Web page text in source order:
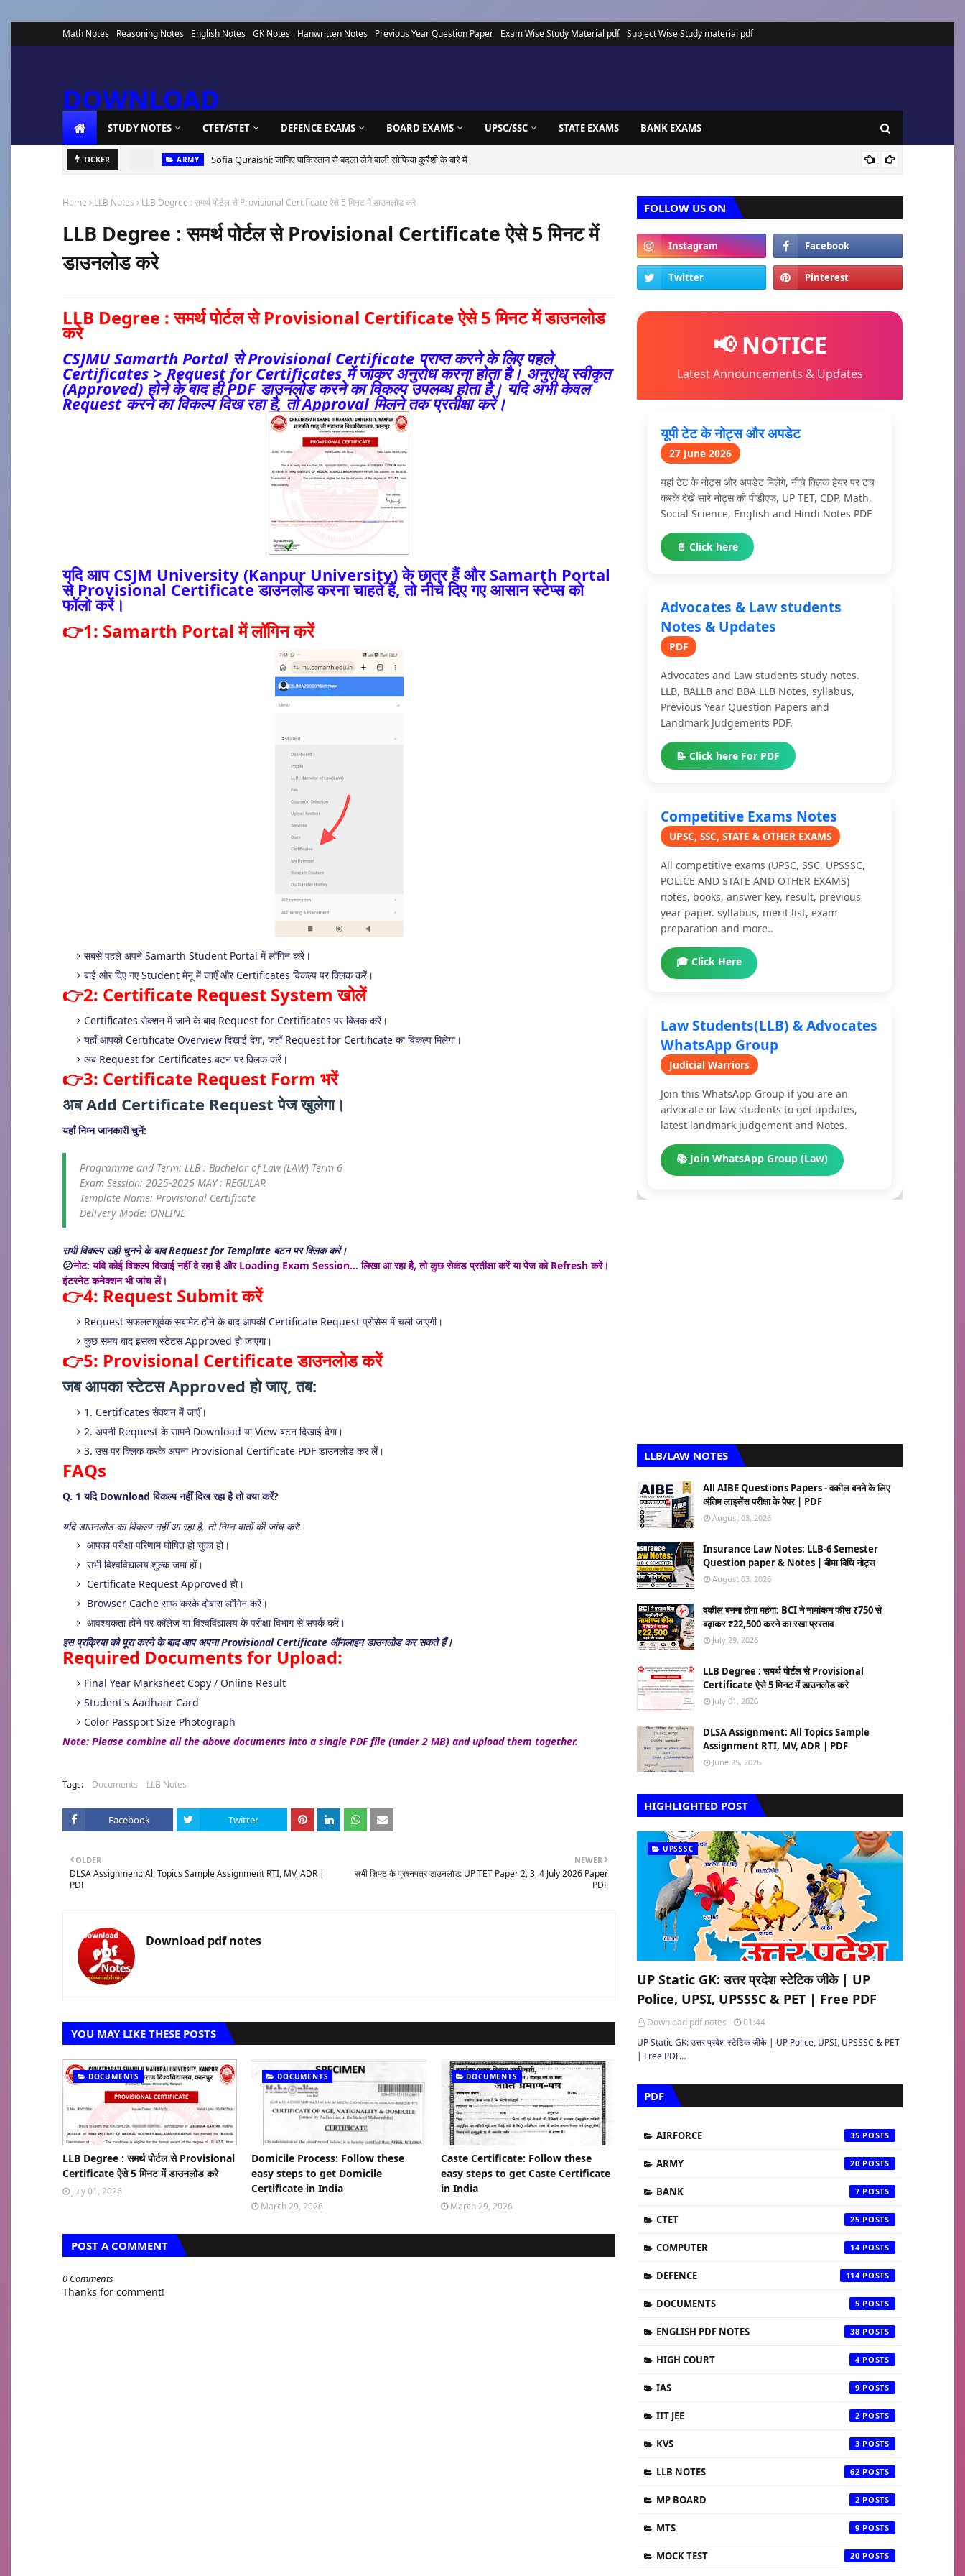
Math Notes Reasoning Notes English Notes GK Notes Hanwritten Notes Previous Year Question Paper Exam Wise Study Material pdf Subject Wise Study material pdf
DOWNLOAD
PDF NOTES
STUDY NOTES CTET/STET DEFENCE EXAMS BOARD EXAMS UPSC/SSC STATE EXAMS BANK EXAMS
TICKER ARMY Sofia Quraishi: जानिए पाकिस्तान से बदला लेने बाली सोफिया कुरैशी के बारे में
Home LLB Notes LLB Degree : समर्थ पोर्टल से Provisional Certificate ऐसे 5 मिनट में डाउनलोड करे
LLB Degree : समर्थ पोर्टल से Provisional Certificate ऐसे 5 मिनट में
डाउनलोड करे
LLB Degree : समर्थ पोर्टल से Provisional Certificate ऐसे 5 मिनट में डाउनलोड
करे
CSJMU Samarth Portal से Provisional Certificate प्राप्त करने के लिए पहले
Certificates > Request for Certificates में जाकर अनुरोध करना होता है। अनुरोध स्वीकृत
(Approved) होने के बाद ही PDF डाउनलोड करने का विकल्प उपलब्ध होता है। यदि अभी केवल
Request करने का विकल्प दिख रहा है, तो Approval मिलने तक प्रतीक्षा करें।
यदि आप CSJM University (Kanpur University) के छात्र हैं और Samarth Portal
से Provisional Certificate डाउनलोड करना चाहते हैं, तो नीचे दिए गए आसान स्टेप्स को
फॉलो करें।
👉1: Samarth Portal में लॉगिन करें
सबसे पहले अपने Samarth Student Portal में लॉगिन करें।
बाईं ओर दिए गए Student मेनू में जाएँ और Certificates विकल्प पर क्लिक करें।
👉2: Certificate Request System खोलें
Certificates सेक्शन में जाने के बाद Request for Certificates पर क्लिक करें।
यहाँ आपको Certificate Overview दिखाई देगा, जहाँ Request for Certificate का विकल्प मिलेगा।
अब Request for Certificates बटन पर क्लिक करें।
👉3: Certificate Request Form भरें
अब Add Certificate Request पेज खुलेगा।
यहाँ निम्न जानकारी चुनें:
Programme and Term: LLB : Bachelor of Law (LAW) Term 6
Exam Session: 2025-2026 MAY : REGULAR
Template Name: Provisional Certificate
Delivery Mode: ONLINE
सभी विकल्प सही चुनने के बाद Request for Template बटन पर क्लिक करें।
😕नोट: यदि कोई विकल्प दिखाई नहीं दे रहा है और Loading Exam Session… लिखा आ रहा है, तो कुछ सेकंड प्रतीक्षा करें या पेज को Refresh करें।
इंटरनेट कनेक्शन भी जांच लें।
👉4: Request Submit करें
Request सफलतापूर्वक सबमिट होने के बाद आपकी Certificate Request प्रोसेस में चली जाएगी।
कुछ समय बाद इसका स्टेटस Approved हो जाएगा।
👉5: Provisional Certificate डाउनलोड करें
जब आपका स्टेटस Approved हो जाए, तब:
1. Certificates सेक्शन में जाएँ।
2. अपनी Request के सामने Download या View बटन दिखाई देगा।
3. उस पर क्लिक करके अपना Provisional Certificate PDF डाउनलोड कर लें।
FAQs
Q. 1 यदि Download विकल्प नहीं दिख रहा है तो क्या करें?
यदि डाउनलोड का विकल्प नहीं आ रहा है, तो निम्न बातों की जांच करें:
आपका परीक्षा परिणाम घोषित हो चुका हो।
सभी विश्वविद्यालय शुल्क जमा हों।
Certificate Request Approved हो।
Browser Cache साफ करके दोबारा लॉगिन करें।
आवश्यकता होने पर कॉलेज या विश्वविद्यालय के परीक्षा विभाग से संपर्क करें।
इस प्रक्रिया को पूरा करने के बाद आप अपना Provisional Certificate ऑनलाइन डाउनलोड कर सकते हैं।
Required Documents for Upload:
Final Year Marksheet Copy / Online Result
Student's Aadhaar Card
Color Passport Size Photograph
Note: Please combine all the above documents into a single PDF file (under 2 MB) and upload them together.
Tags: Documents LLB Notes
Facebook Twitter
NEWER
सभी शिफ्ट के प्रश्नपत्र डाउनलोड: UP TET Paper 2, 3, 4 July 2026 Paper
PDF
OLDER
DLSA Assignment: All Topics Sample Assignment RTI, MV, ADR |
PDF
Download pdf notes
YOU MAY LIKE THESE POSTS
DOCUMENTS
LLB Degree : समर्थ पोर्टल से Provisional
Certificate ऐसे 5 मिनट में डाउनलोड करे
July 01, 2026
DOCUMENTS
Domicile Process: Follow these
easy steps to get Domicile
Certificate in India
March 29, 2026
DOCUMENTS
Caste Certificate: Follow these
easy steps to get Caste Certificate
in India
March 29, 2026
POST A COMMENT
0 Comments
Thanks for comment!
FOLLOW US ON
📢 NOTICE
Latest Announcements & Updates
यूपी टेट के नोट्स और अपडेट
27 June 2026
यहां टेट के नोट्स और अपडेट मिलेंगे, नीचे क्लिक हेयर पर टच
करके देखें सारे नोट्स की पीडीएफ, UP TET, CDP, Math,
Social Science, English and Hindi Notes PDF
📄 Click here
Advocates & Law students
Notes & Updates
PDF
Advocates and Law students study notes.
LLB, BALLB and BBA LLB Notes, syllabus,
Previous Year Question Papers and
Landmark Judgements PDF.
📝 Click here For PDF
Competitive Exams Notes
UPSC, SSC, STATE & OTHER EXAMS
All competitive exams (UPSC, SSC, UPSSSC,
POLICE AND STATE AND OTHER EXAMS)
notes, books, answer key, result, previous
year paper. syllabus, merit list, exam
preparation and more..
🎓 Click Here
Law Students(LLB) & Advocates
WhatsApp Group
Judicial Warriors
Join this WhatsApp Group if you are an
advocate or law students to get updates,
latest landmark judgement and Notes.
📚 Join WhatsApp Group (Law)
LLB/LAW NOTES
All AIBE Questions Papers - वकील बनने के लिए
अंतिम लाइसेंस परीक्षा के पेपर | PDF
August 03, 2026
Insurance Law Notes: LLB-6 Semester
Question paper & Notes | बीमा विधि नोट्स
August 03, 2026
वकील बनना होगा महंगा: BCI ने नामांकन फीस ₹750 से
बढ़ाकर ₹22,500 करने का रखा प्रस्ताव
July 29, 2026
LLB Degree : समर्थ पोर्टल से Provisional
Certificate ऐसे 5 मिनट में डाउनलोड करे
July 01, 2026
DLSA Assignment: All Topics Sample
Assignment RTI, MV, ADR | PDF
June 25, 2026
HIGHLIGHTED POST
UPSSSC
UP Static GK: उत्तर प्रदेश स्टेटिक जीके | UP
Police, UPSI, UPSSSC & PET | Free PDF
Download pdf notes
01:44
UP Static GK: उत्तर प्रदेश स्टेटिक जीके | UP Police, UPSI, UPSSSC & PET
| Free PDF…
PDF
AIRFORCE 35
ARMY 20
BANK 7
CTET 25
COMPUTER 14
DEFENCE 114
DOCUMENTS 5
ENGLISH PDF NOTES 38
HIGH COURT 4
IAS 9
IIT JEE 2
KVS 3
LLB NOTES 62
MP BOARD 2
MTS 9
MOCK TEST 20